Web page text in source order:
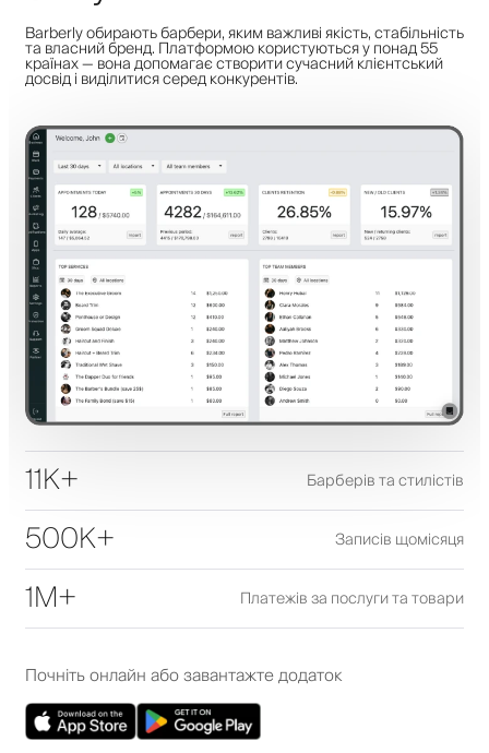
Barberly обирають барбери, яким важливі якість, стабільність
та власний бренд. Платформою користуються у понад 55
країнах — вона допомагає створити сучасний клієнтський
досвід і виділитися серед конкурентів.
11K+ Барберів та стилістів
500K+ Записів щомісяця
1M+ Платежів за послуги та товари
Почніть онлайн або завантажте додаток